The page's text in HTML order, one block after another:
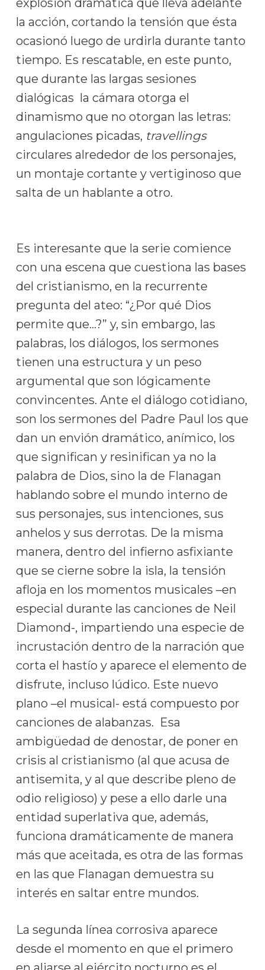
explosión dramática que lleva adelante
la acción, cortando la tensión que ésta
ocasionó luego de urdirla durante tanto
tiempo. Es rescatable, en este punto,
que durante las largas sesiones
dialógicas la cámara otorga el
dinamismo que no otorgan las letras:
angulaciones picadas, travellings
circulares alrededor de los personajes,
un montaje cortante y vertiginoso que
salta de un hablante a otro.
Es interesante que la serie comience
con una escena que cuestiona las bases
del cristianismo, en la recurrente
pregunta del ateo: “¿Por qué Dios
permite que…?” y, sin embargo, las
palabras, los diálogos, los sermones
tienen una estructura y un peso
argumental que son lógicamente
convincentes. Ante el diálogo cotidiano,
son los sermones del Padre Paul los que
dan un envión dramático, anímico, los
que significan y resinifican ya no la
palabra de Dios, sino la de Flanagan
hablando sobre el mundo interno de
sus personajes, sus intenciones, sus
anhelos y sus derrotas. De la misma
manera, dentro del infierno asfixiante
que se cierne sobre la isla, la tensión
afloja en los momentos musicales –en
especial durante las canciones de Neil
Diamond-, impartiendo una especie de
incrustación dentro de la narración que
corta el hastío y aparece el elemento de
disfrute, incluso lúdico. Este nuevo
plano –el musical- está compuesto por
canciones de alabanzas. Esa
ambigüedad de denostar, de poner en
crisis al cristianismo (al que acusa de
antisemita, y al que describe pleno de
odio religioso) y pese a ello darle una
entidad superlativa que, además,
funciona dramáticamente de manera
más que aceitada, es otra de las formas
en las que Flanagan demuestra su
interés en saltar entre mundos.
La segunda línea corrosiva aparece
desde el momento en que el primero